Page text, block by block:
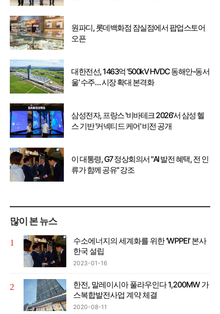
원파디, 롯데백화점 잠실점에서 팝업스토어
오픈
대한전선, 1463억 ‘500kV HVDC 동해안-동서
울’ 수주… 시장 확대 본격화
삼성전자, 프랑스 '비바테크 2026'서 삼성 헬
스 기반 '커넥티드 케어' 비전 공개
이 대통령, G7 정상회의서 "AI 발전 혜택, 전 인
류가 함께 공유" 강조
많이 본 뉴스
수소에너지의 세계화를 위한 ‘WPPEI’ 본사
한국 설립
2023-01-16
한전, 말레이시아 풀라우인다 1,200MW 가
스복합발전사업 계약 체결
2020-08-11